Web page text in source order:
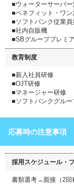
■ウォーターサーバー
■ベネフィット・ワン
■ソフトバンク従業員
■社内自販機
■SBグループプレミ
教育制度
■新入社員研修
■OJT研修
■マネージャー研修
■ソフトバンクグル
応募時の注意事項
採用スケジュール・
書類選考→面接（2